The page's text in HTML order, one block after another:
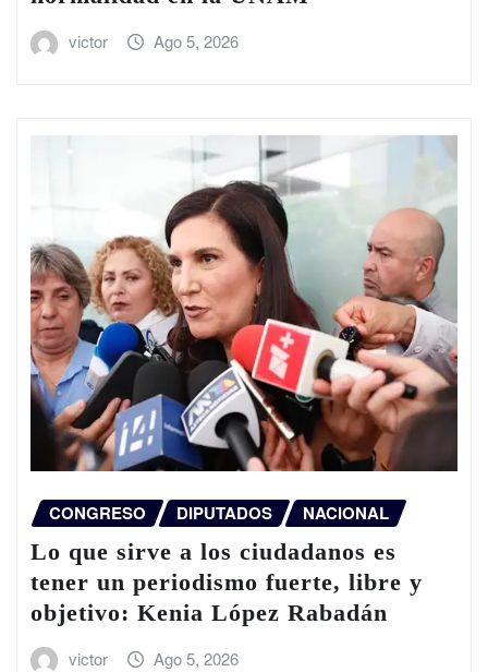
victor Ago 5, 2026
CONGRESO DIPUTADOS NACIONAL
Lo que sirve a los ciudadanos es
tener un periodismo fuerte, libre y
objetivo: Kenia López Rabadán
victor Ago 5, 2026